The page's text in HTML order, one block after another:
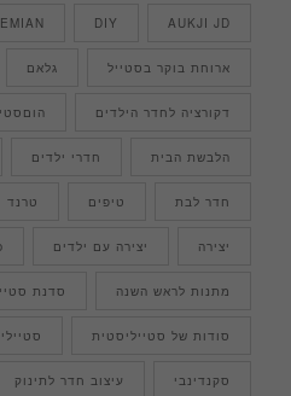
AUKJI JD
DIY
ארוחת בוקר בסטייל גלאם
דקורציה לחדר הילדים
הלבשת הבית חדרי ילדים
חדר לבת טיפים טרנד
יצירה יצירה עם ילדים
מתנות לראש השנה סדנת
סודות של סטייליסטית
סקנדינבי עיצוב חדר לתינוק